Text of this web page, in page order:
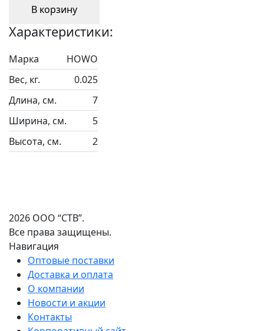
В корзину
Характеристики:
Марка
HOWO
Вес, кг.
0.025
Длина, см.
7
Ширина, см.
5
Высота, см.
2
2026 ООО “СТВ”.
Все права защищены.
Навигация
Оптовые поставки
Доставка и оплата
О компании
Новости и акции
Контакты